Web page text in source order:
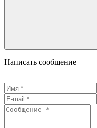
Написать сообщение